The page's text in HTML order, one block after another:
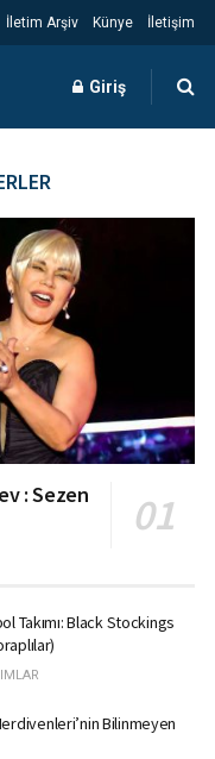
İletim Arşiv Künye İletişim
Giriş
: Sezen
Takımı: Black Stockings
Bilinmeyen